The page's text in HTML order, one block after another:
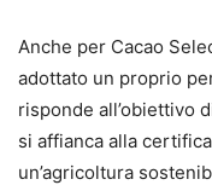
Anche per Cacao
adottato un proprio
risponde all’obiettivo
si affianca alla
un’agricoltura